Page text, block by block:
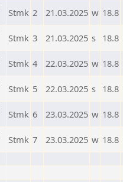
Stmk 2 21.03.2025 w 18.8
Stmk 3 21.03.2025 s 18.8
Stmk 4 22.03.2025 w 18.8
Stmk 5 22.03.2025 s 18.8
Stmk 6 23.03.2025 w 18.8
Stmk 7 23.03.2025 w 18.8